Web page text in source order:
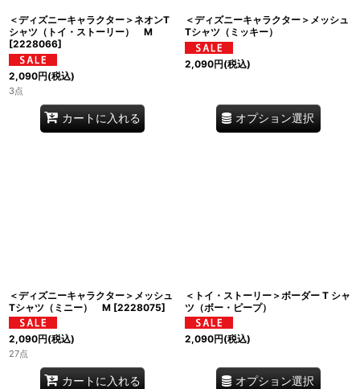
＜ディズニーキャラクター＞ネオンT
シャツ（トイ・ストーリー） M
[2228066]
2,090円(税込)
3点
カートに入れる
＜ディズニーキャラクター＞メッシュ
Tシャツ（ミッキー）
2,090円(税込)
オプション選択
＜ディズニーキャラクター＞メッシュ
Tシャツ（ミニー） M [2228075]
2,090円(税込)
27点
カートに入れる
＜トイ・ストーリー＞ボーダー T シャ
ツ（ボー・ピープ）
2,090円(税込)
オプション選択